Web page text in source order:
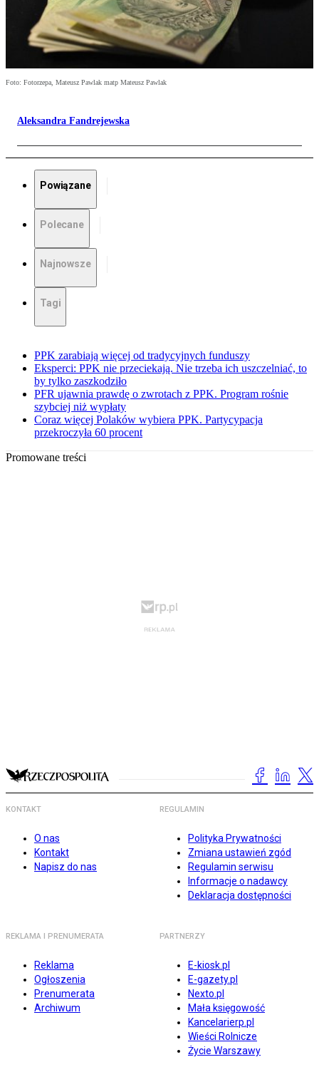
Foto: Fotorzepa, Mateusz Pawlak matp Mateusz Pawlak
Aleksandra Fandrejewska
Powiązane
Polecane
Najnowsze
Tagi
PPK zarabiają więcej od tradycyjnych funduszy
Eksperci: PPK nie przeciekają. Nie trzeba ich uszczelniać, to
by tylko zaszkodziło
PFR ujawnia prawdę o zwrotach z PPK. Program rośnie
szybciej niż wypłaty
Coraz więcej Polaków wybiera PPK. Partycypacja
przekroczyła 60 procent
Promowane treści
KONTAKT
O nas
Kontakt
Napisz do nas
REGULAMIN
Polityka Prywatności
Zmiana ustawień zgód
Regulamin serwisu
Informacje o nadawcy
Deklaracja dostępności
REKLAMA I PRENUMERATA
Reklama
Ogłoszenia
Prenumerata
Archiwum
PARTNERZY
E-kiosk.pl
E-gazety.pl
Nexto.pl
Mała księgowość
Kancelarierp.pl
Wieści Rolnicze
Życie Warszawy